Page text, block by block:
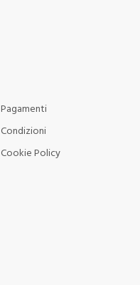
Pagamenti
Condizioni
Cookie Policy